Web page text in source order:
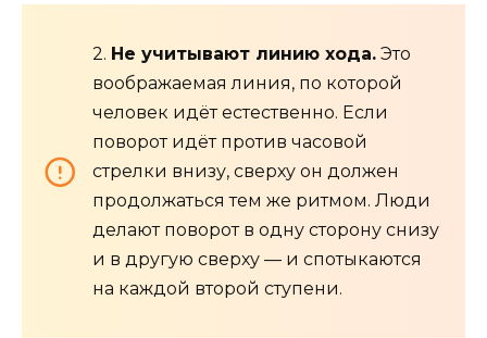
2. Не учитывают линию хода. Это
воображаемая линия, по которой
человек идёт естественно. Если
поворот идёт против часовой
стрелки внизу, сверху он должен
продолжаться тем же ритмом. Люди
делают поворот в одну сторону снизу
и в другую сверху — и спотыкаются
на каждой второй ступени.